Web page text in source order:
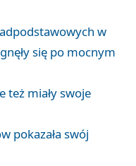
w
się po mocnym
też miały swoje
pokazała swój